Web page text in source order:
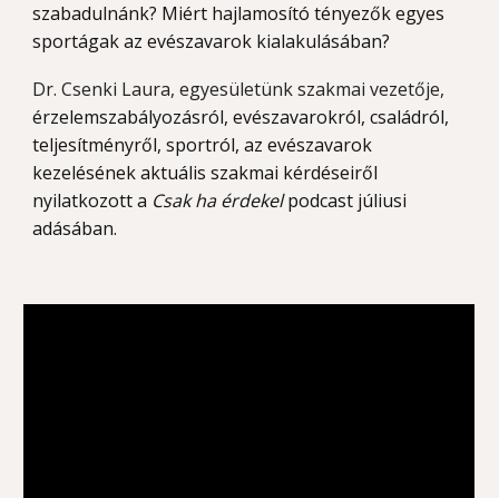
szabadulnánk? Miért hajlamosító tényezők egyes
sportágak az evészavarok kialakulásában?
Dr. Csenki Laura, egyesületünk szakmai vezetője,
érzelemszabályozásról, evészavarokról, családról,
teljesítményről, sportról, az evészavarok
kezelésének aktuális szakmai kérdéseiről
nyilatkozott a Csak ha érdekelpodcast júliusi
adásában.